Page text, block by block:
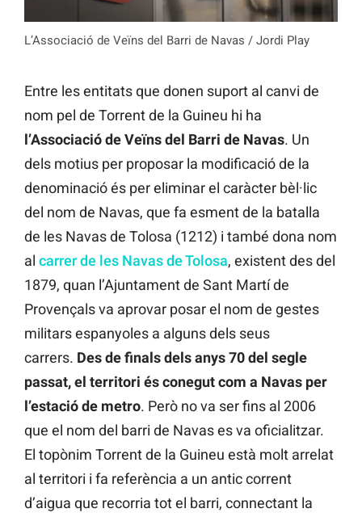
L’Associació de Veïns del Barri de Navas / Jordi Play
Entre les entitats que donen suport al canvi de
nom pel de Torrent de la Guineu hi ha
l’Associació de Veïns del Barri de Navas. Un
dels motius per proposar la modificació de la
denominació és per eliminar el caràcter bèl·lic
del nom de Navas, que fa esment de la batalla
de les Navas de Tolosa (1212) i també dona nom
al carrer de les Navas de Tolosa, existent des del
1879, quan l’Ajuntament de Sant Martí de
Provençals va aprovar posar el nom de gestes
militars espanyoles a alguns dels seus
carrers. Des de finals dels anys 70 del segle
passat, el territori és conegut com a Navas per
l’estació de metro. Però no va ser fins al 2006
que el nom del barri de Navas es va oficialitzar.
El topònim Torrent de la Guineu està molt arrelat
al territori i fa referència a un antic corrent
d’aigua que recorria tot el barri, connectant la